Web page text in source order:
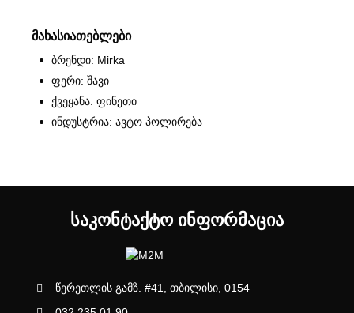
მახასიათებლები
ბრენდი: Mirka
ფერი: შავი
ქვეყანა: ფინეთი
ინდუსტრია: ავტო პოლირება
ᲡᲐᲙᲝᲜᲢᲐᲥᲢᲝ ᲘᲜᲤᲝᲠᲛᲐᲪᲘᲐ
წერეთლის გამზ. #41, თბილისი, 0154